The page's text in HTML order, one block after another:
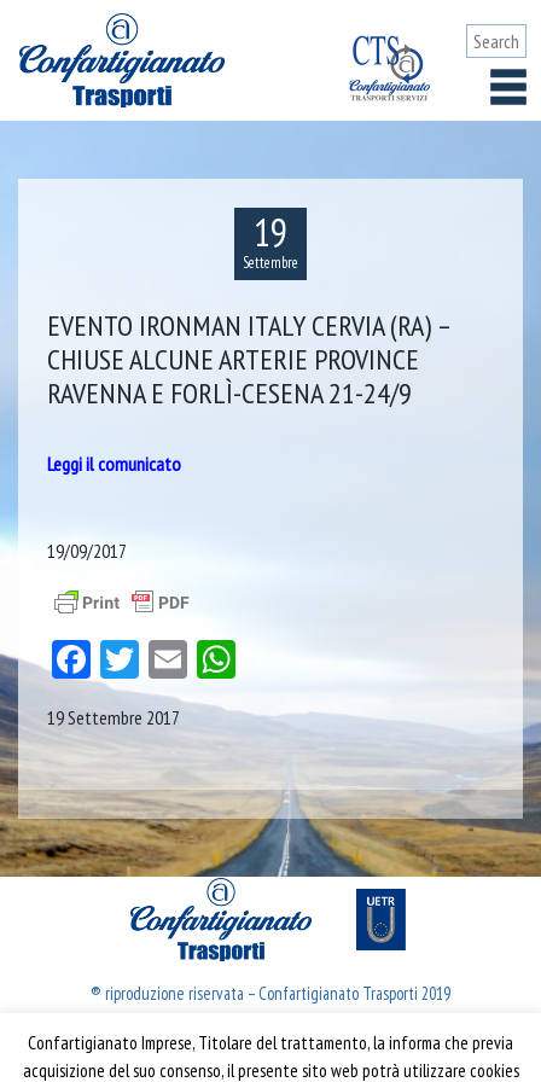
19
Settembre
EVENTO IRONMAN ITALY CERVIA (RA) –
CHIUSE ALCUNE ARTERIE PROVINCE
RAVENNA E FORLÌ-CESENA 21-24/9
Leggi il comunicato
19/09/2017
Facebook
Twitter
Email
19 Settembre 2017
® riproduzione riservata – Confartigianato Trasporti 2019
Confartigianato Trasporti
Confartigianato Imprese, Titolare del trattamento, la informa che previa
acquisizione del suo consenso, il presente sito web potrà utilizzare cookies